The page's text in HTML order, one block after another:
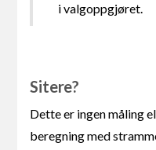
i valgoppgjøret.
Sitere?
Dette er ingen måling
beregning med